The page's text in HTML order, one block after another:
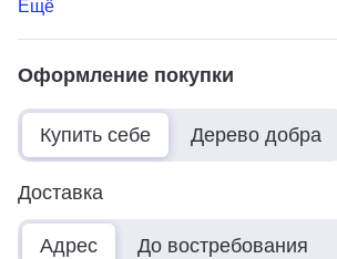
Ещё
Оформление покупки
Купить себе Дерево добра
Доставка
Адрес До востребования